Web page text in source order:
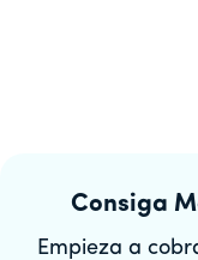
Consiga
Empieza a